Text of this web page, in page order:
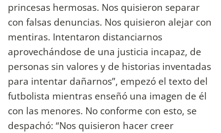
princesas hermosas. Nos quisieron separar
con falsas denuncias. Nos quisieron alejar con
mentiras. Intentaron distanciarnos
aprovechándose de una justicia incapaz, de
personas sin valores y de historias inventadas
para intentar dañarnos”, empezó el texto del
futbolista mientras enseñó una imagen de él
con las menores. No conforme con esto, se
despachó: “Nos quisieron hacer creer